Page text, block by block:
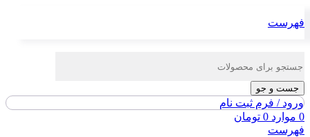
فهرست
جست و جو
ورود / فرم ثبت نام
0 موارد 0 تومان
فهرست